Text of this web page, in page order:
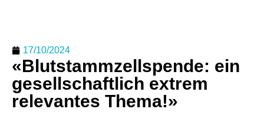
17/10/2024
«Blutstammzellspende: ein
gesellschaftlich extrem
relevantes Thema!»